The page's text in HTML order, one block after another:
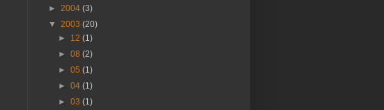
► 2004 (3)
▼ 2003 (20)
► 12(1)
►08(2)
►05(1)
►04(1)
►03(1)